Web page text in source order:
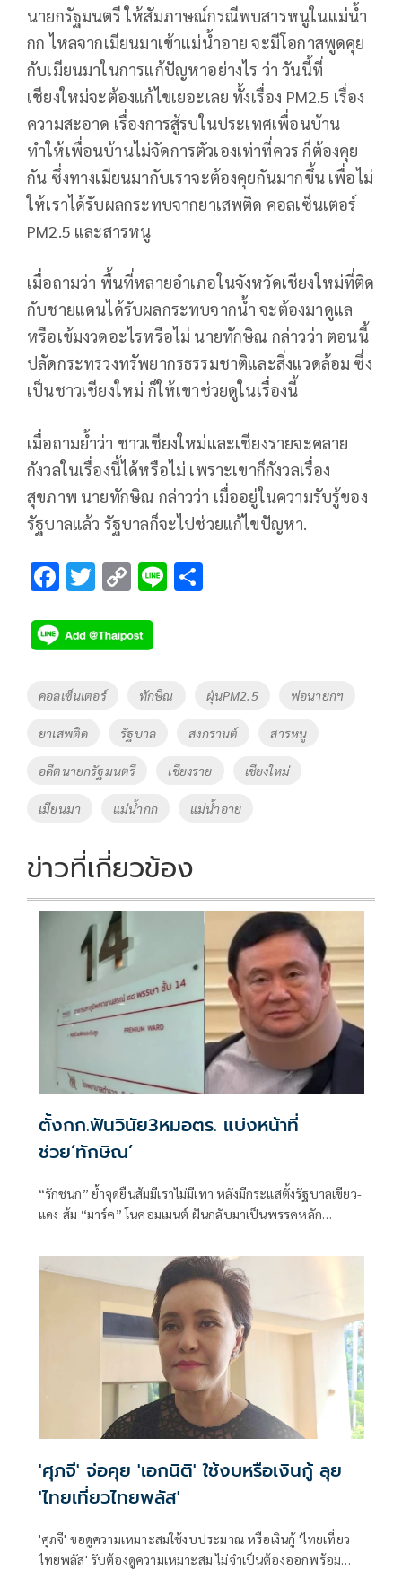
นายกรัฐมนตรี ให้สัมภาษณ์กรณีพบสารหนูในแม่น้ำ
กก ไหลจากเมียนมาเข้าแม่น้ำอาย จะมีโอกาสพูดคุย
กับเมียนมาในการแก้ปัญหาอย่างไร ว่า วันนี้ที่
เชียงใหม่จะต้องแก้ไขเยอะเลย ทั้งเรื่อง PM2.5 เรื่อง
ความสะอาด เรื่องการสู้รบในประเทศเพื่อนบ้าน
ทำให้เพื่อนบ้านไม่จัดการตัวเองเท่าที่ควร ก็ต้องคุย
กัน ซึ่งทางเมียนมากับเราจะต้องคุยกันมากขึ้น เพื่อไม่
ให้เราได้รับผลกระทบจากยาเสพติด คอลเซ็นเตอร์
PM2.5 และสารหนู
เมื่อถามว่า พื้นที่หลายอำเภอในจังหวัดเชียงใหม่ที่ติด
กับชายแดนได้รับผลกระทบจากน้ำ จะต้องมาดูแล
หรือเข้มงวดอะไรหรือไม่ นายทักษิณ กล่าวว่า ตอนนี้
ปลัดกระทรวงทรัพยากรธรรมชาติและสิ่งแวดล้อม ซึ่ง
เป็นชาวเชียงใหม่ ก็ให้เขาช่วยดูในเรื่องนี้
เมื่อถามย้ำว่า ชาวเชียงใหม่และเชียงรายจะคลาย
กังวลในเรื่องนี้ได้หรือไม่ เพราะเขาก็กังวลเรื่อง
สุขภาพ นายทักษิณ กล่าวว่า เมื่ออยู่ในความรับรู้ของ
รัฐบาลแล้ว รัฐบาลก็จะไปช่วยแก้ไขปัญหา.
F
e
b
o
o
k
T
tt
er
C
p
y
Li
k
Li
Tags
คอลเซ็นเตอร์ ทักษิณ ฝุ่นPM2.5 พ่อนายกฯ
ยาเสพติด รัฐบาล สงกรานต์ สารหนู
อดีตนายกรัฐมนตรี เชียงราย เชียงใหม่
เมียนมา แม่น้ำกก แม่น้ำอาย
ข่าวที่เกี่ยวข้อง
ตั้งกก.ฟันวินัย3หมอตร. แบ่งหน้าที่
ช่วย‘ทักษิณ’
“รักชนก” ย้ำจุดยืนส้มมีเราไม่มีเทา หลังมีกระแสตั้งรัฐบาลเขียว-
แดง-ส้ม “มาร์ค” โนคอมเมนต์ ฝันกลับมาเป็นพรรคหลัก
'ศุภจี' จ่อคุย 'เอกนิติ' ใช้งบหรือเงินกู้ ลุย
'ไทยเที่ยวไทยพลัส'
'ศุภจี' ขอดูความเหมาะสมใช้งบประมาณ หรือเงินกู้ 'ไทยเที่ยว
ไทยพลัส' รับต้องดูความเหมาะสม ไม่จำเป็นต้องออกพร้อม